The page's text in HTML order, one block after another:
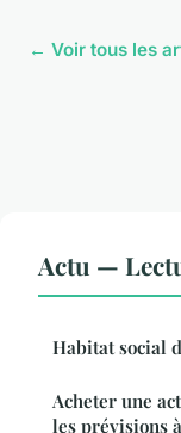
← Voir tous les
Actu —
Habitat social
Acheter une
les prévisions